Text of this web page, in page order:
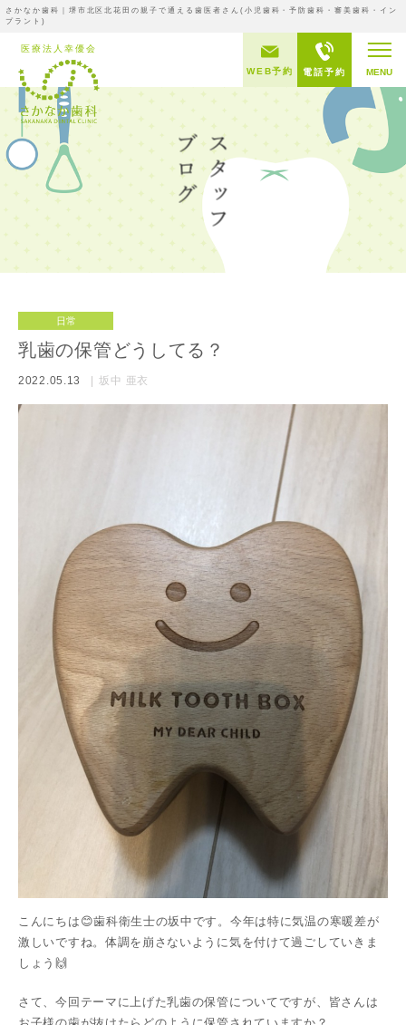
さかなか歯科｜堺市北区北花田の親子で通える歯医者さん(小児歯科・予防歯科・審美歯科・イン
プラント)
MENU
電話予約
WEB予約
日常
乳歯の保管どうしてる？
2022.05.13 坂中 亜衣
こんにちは😊歯科衛生士の坂中です。今年は特に気温の寒暖差が
激しいですね。体調を崩さないように気を付けて過ごしていきま
しょう🙌
さて、今回テーマに上げた乳歯の保管についてですが、皆さんは